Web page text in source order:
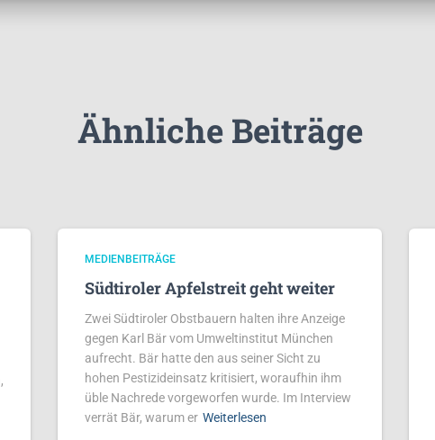
Ähnliche Beiträge
MEDIENBEITRÄGE
Südtiroler Apfelstreit geht weiter
Zwei Südtiroler Obstbauern halten ihre Anzeige
gegen Karl Bär vom Umweltinstitut München
aufrecht. Bär hatte den aus seiner Sicht zu
hohen Pestizideinsatz kritisiert, woraufhin ihm
üble Nachrede vorgeworfen wurde. Im Interview
verrät Bär, warum er Weiterlesen